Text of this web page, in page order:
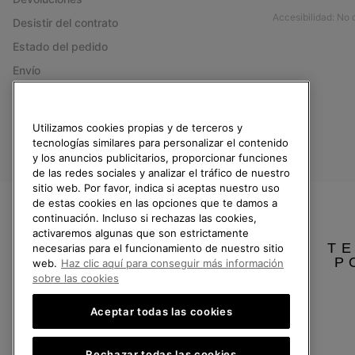
Desistir del contrato
Estado del pedido
Envío
Accesibilidad: No
2026 SOREL.Reservados todos los derechos.
Política de Privacidad Condiciones De Uso Terminos de Venta Garantía
(+)34919015936
Utilizamos cookies propias y de terceros y
tecnologías similares para personalizar el contenido
y los anuncios publicitarios, proporcionar funciones
de las redes sociales y analizar el tráfico de nuestro
sitio web. Por favor, indica si aceptas nuestro uso
de estas cookies en las opciones que te damos a
continuación. Incluso si rechazas las cookies,
activaremos algunas que son estrictamente
necesarias para el funcionamiento de nuestro sitio
web. Haz clic aquí para conseguir más información
sobre las cookies
Aceptar todas las cookies